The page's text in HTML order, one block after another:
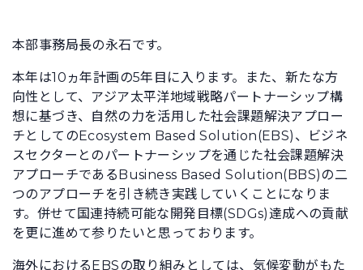
本部事務局長の永石です。
本年は10ヵ年計画の5年目に入ります。また、新たな方
向性として、アジア太平洋地域戦略パートナーシップ構
想に基づき、自然の力を活用した社会課題解決アプロー
チとしてのEcosystem Based Solution(EBS)、ビジネ
スセクターとのパートナーシップを通じた社会課題解決
アプローチであるBusiness Based Solution(BBS)の二
つのアプローチを引き続き実践していくことになりま
す。併せて国連持続可能な開発目標(SDGs)達成への貢献
を更に進めて参りたいと思っております。
海外におけるEBSの取り組みとしては、気候変動がもた